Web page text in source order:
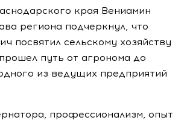
края Вениамин
региона подчеркнул, что
посвятил сельскому хозяйству
путь от агронома до
из ведущих предприятий
профессионализм, опыт